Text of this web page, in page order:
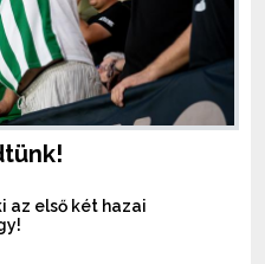
az első két hazai